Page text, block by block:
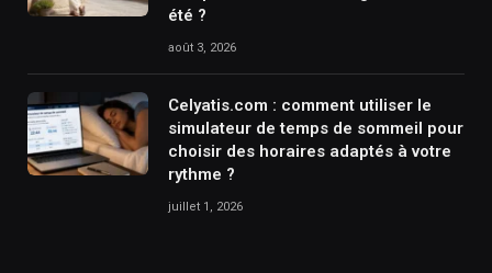
été ?
août 3, 2026
Celyatis.com : comment utiliser le
simulateur de temps de sommeil pour
choisir des horaires adaptés à votre
rythme ?
juillet 1, 2026